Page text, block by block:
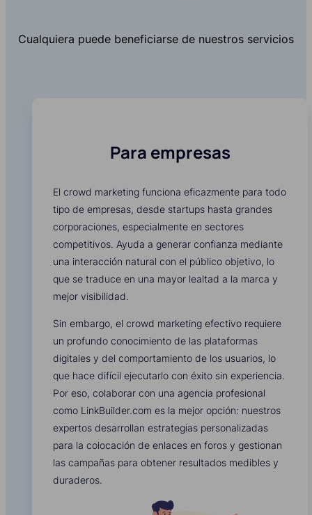
Cualquiera puede beneficiarse de nuestros servicios
Para empresas
El crowd marketing funciona eficazmente para todo
tipo de empresas, desde startups hasta grandes
corporaciones, especialmente en sectores
competitivos. Ayuda a generar confianza mediante
una interacción natural con el público objetivo, lo
que se traduce en una mayor lealtad a la marca y
mejor visibilidad.
Sin embargo, el crowd marketing efectivo requiere
un profundo conocimiento de las plataformas
digitales y del comportamiento de los usuarios, lo
que hace difícil ejecutarlo con éxito sin experiencia.
Por eso, colaborar con una agencia profesional
como LinkBuilder.com es la mejor opción: nuestros
expertos desarrollan estrategias personalizadas
para la colocación de enlaces en foros y gestionan
las campañas para obtener resultados medibles y
duraderos.